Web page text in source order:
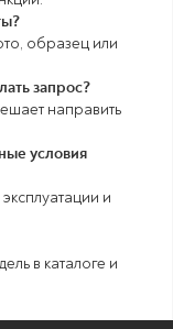
образец или
запрос?
направить
условия
и
в каталоге и